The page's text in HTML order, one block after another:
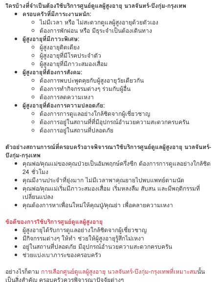
ใครบ้างที่จำเป็นต้องใช้บริการศูนย์ดูแลผู้สูงอายุ นวลจันทร์-บึงกุ่ม-กรุงเทพ
ครอบครัวที่มีภาระงานหนัก:
ไม่มีเวลา หรือ ไม่สะดวกดูแลผู้สูงอายุด้วยตัวเอง
ต้องการพักผ่อน หรือ มีธุระจำเป็นต้องเดินทาง
ผู้สูงอายุที่มีภาวะพิเศษ:
ผู้สูงอายุติดเตียง
ผู้สูงอายุที่มีโรคประจำตัว
ผู้สูงอายุที่มีภาวะสมองเสื่อม
ผู้สูงอายุที่ต้องการสังคม:
ต้องการพบปะพูดคุยกับผู้สูงอายุวัยเดียวกัน
ต้องการทำกิจกรรมต่างๆ ร่วมกับผู้อื่น
ต้องการลดความเหงา
ผู้สูงอายุที่ต้องการความปลอดภัย:
ต้องการการดูแลอย่างใกล้ชิดจากผู้เชี่ยวชาญ
ต้องการอยู่ในสถานที่ที่มีอุปกรณ์อำนวยความสะดวกครบครัน
ต้องการอยู่ในสถานที่ปลอดภัย
ตัวอย่างสถานการณ์ที่ครอบครัวอาจพิจารณาใช้บริการศูนย์ดูแลผู้สูงอายุ นวลจันทร์-
บึงกุ่ม-กรุงเทพ
คุณพ่อ/คุณแม่ของคุณป่วยเป็นอัมพฤกษ์ครึ่งซีก ต้องการการดูแลอย่างใกล้ชิด
24 ชั่วโมง
คุณมีงานประจำที่ยุ่งมาก ไม่มีเวลาพาคุณยายไปพบแพทย์ตามนัด
คุณพ่อ/คุณแม่เริ่มมีภาวะสมองเสื่อม เริ่มหลงลืม สับสน และมีพฤติกรรมที่
เปลี่ยนแปลง
คุณต้องการหาเพื่อนใหม่ให้คุณปู่/คุณย่า เพื่อคลายความเหงา
ข้อดีของการใช้บริการศูนย์ดูแลผู้สูงอายุ
ผู้สูงอายุได้รับการดูแลอย่างใกล้ชิดจากผู้เชี่ยวชาญ
มีกิจกรรมต่างๆ ให้ทำ ช่วยให้ผู้สูงอายุรู้สึกไม่เหงา
อยู่ในสถานที่ปลอดภัย มีอุปกรณ์อำนวยความสะดวกครบครัน
ช่วยแบ่งเบาภาระของครอบครัว
อย่างไรก็ตาม การเลือกศูนย์ดูแลผู้สูงอายุ นวลจันทร์-บึงกุ่ม-กรุงเทพที่เหมาะสมนั้น
เป็นสิ่งสำคัญ ครอบครัวควรพิจารณาปัจจัยต่างๆ